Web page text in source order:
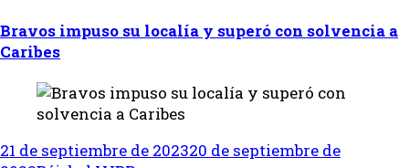
Bravos impuso su localía y superó con solvencia a
Caribes
21 de septiembre de 202320 de septiembre de